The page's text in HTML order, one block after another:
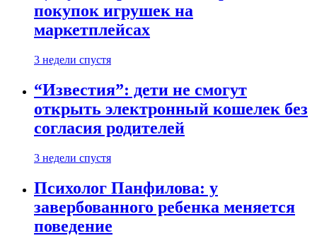
покупок игрушек на
маркетплейсах
3 недели спустя
“Известия”: дети не смогут
открыть электронный кошелек без
согласия родителей
3 недели спустя
Психолог Панфилова: у
завербованного ребенка меняется
поведение